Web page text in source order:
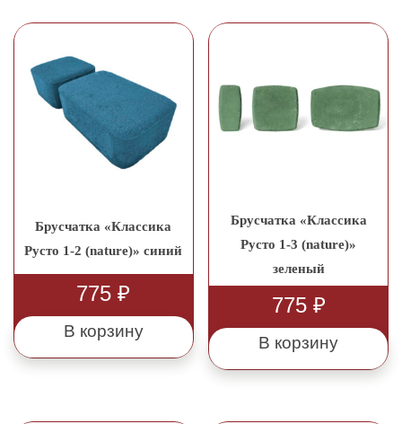
Брусчатка «Классика
Русто 1-2 (nature)» синий
775₽
В корзину
Брусчатка «Классика
Русто 1-3 (nature)»
зеленый
775 ₽
В корзину